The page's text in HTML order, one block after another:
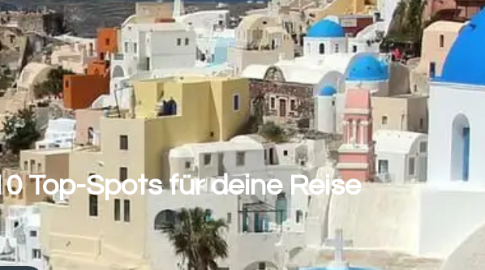
Top-Spots für deine Reise